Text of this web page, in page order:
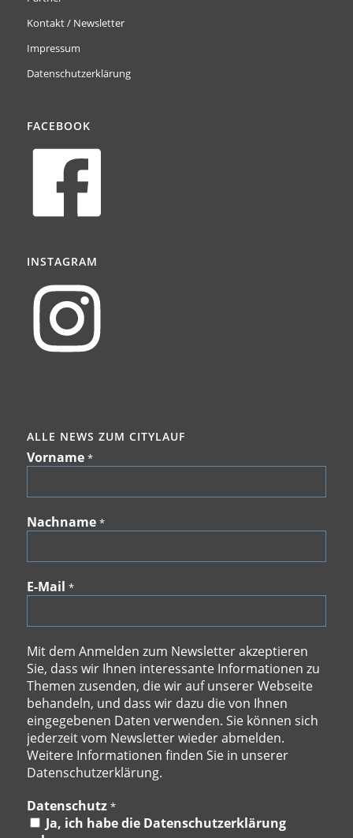
Kontakt / Newsletter
Impressum
Datenschutzerklärung
FACEBOOK
INSTAGRAM
ALLE NEWS ZUM CITYLAUF
Vorname *
Nachname *
E-Mail *
Mit dem Anmelden zum Newsletter akzeptieren
Sie, dass wir Ihnen interessante Informationen zu
Themen zusenden, die wir auf unserer Webseite
behandeln, und dass wir dazu die von Ihnen
eingegebenen Daten verwenden. Sie können sich
jederzeit vom Newsletter wieder abmelden.
Weitere Informationen finden Sie in unserer
Datenschutzerklärung.
Datenschutz *
Ja, ich habe die Datenschutzerklärung